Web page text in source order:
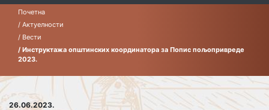
Почетна
/ Актуелности
/ Вести
/ Инструктажа општинских координатора за Попис пољопривреде
2023.
26.06.2023.